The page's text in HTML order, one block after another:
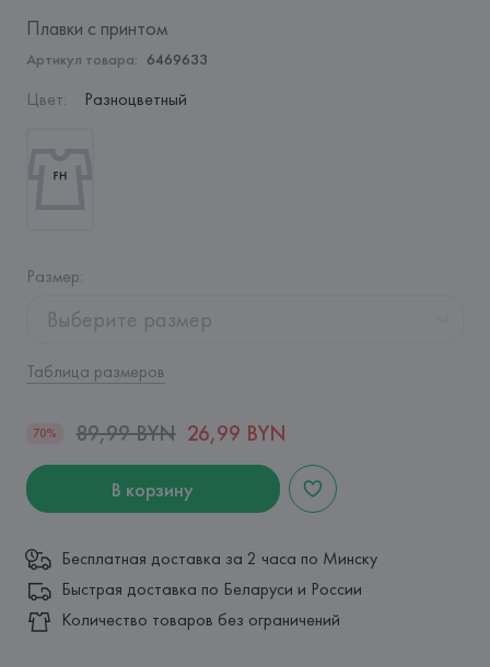
Плавки с принтом
Артикул товара: 6469633
Цвет: Разноцветный
Размер:
Выберите размер
Таблица размеров
70% 89,99 BYN 26,99 BYN
В корзину
Бесплатная доставка за 2 часа по Минску
Быстрая доставка по Беларуси и России
Количество товаров без ограничений